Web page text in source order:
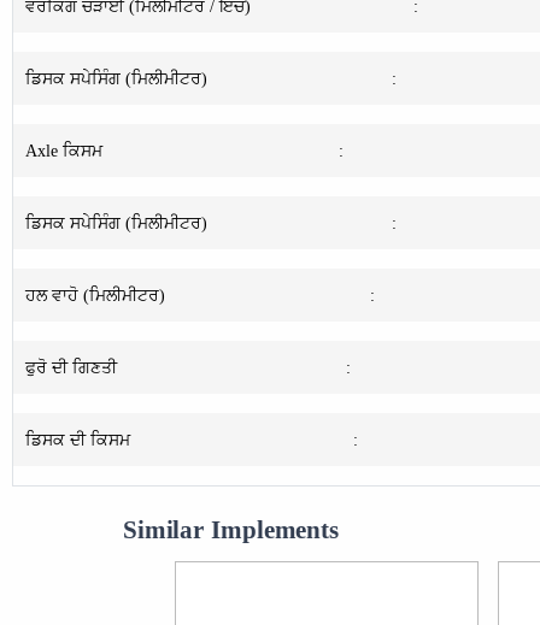
ਵਰਕਿੰਗ ਚੌੜਾਈ (ਮਿਲੀਮੀਟਰ / ਇੰਚ) :
ਡਿਸਕ ਸਪੇਸਿੰਗ (ਮਿਲੀਮੀਟਰ) :
Axle ਕਿਸਮ :
ਡਿਸਕ ਸਪੇਸਿੰਗ (ਮਿਲੀਮੀਟਰ) :
ਹਲ ਵਾਹੋ (ਮਿਲੀਮੀਟਰ) :
ਫੁਰੋ ਦੀ ਗਿਣਤੀ :
ਡਿਸਕ ਦੀ ਕਿਸਮ :
Similar Implements